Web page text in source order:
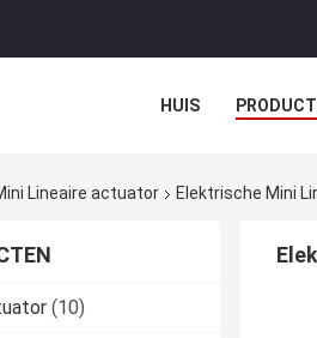
HUIS
Lineaire actuator Elektrische Mini
(10)